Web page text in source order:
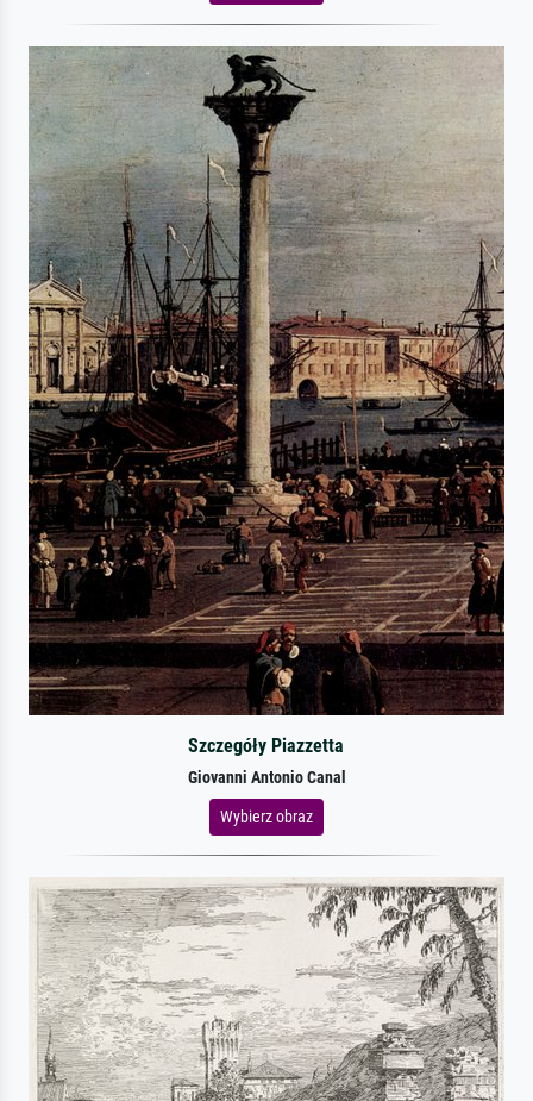
Szczegóły Piazzetta
Giovanni Antonio Canal
Wybierz obraz